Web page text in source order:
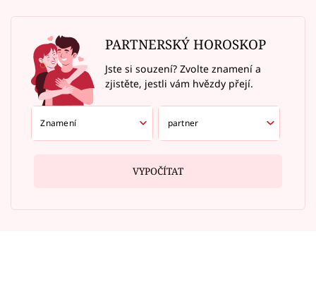
PARTNERSKÝ HOROSKOP
Jste si souzení? Zvolte znamení a
zjistěte, jestli vám hvězdy přejí.
VYPOČÍTAT